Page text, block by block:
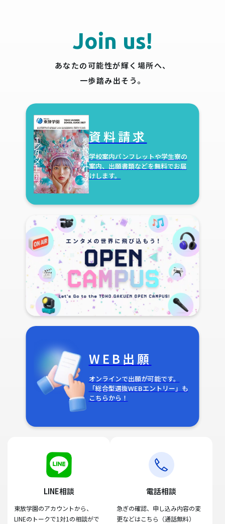
Join us!
あなたの可能性が輝く場所へ、
一歩踏み出そう。
資料請求
学校案内パンフレットや学生寮の
案内、出願書類などを無料でお届
けします。
WEB出願
オンラインで出願が可能です。
「総合型選抜WEBエントリー」も
こちらから！
LINE相談
東放学園のアカウントから、
LINEのトークで1対1の相談がで
電話相談
急ぎの確認、申し込み内容の変
更などはこちら（通話無料）